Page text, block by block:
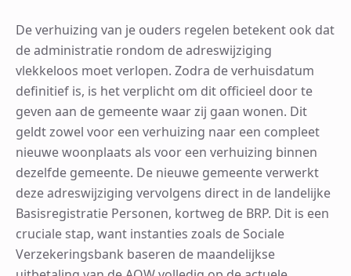
De verhuizing van je ouders regelen betekent ook dat
de administratie rondom de adreswijziging
vlekkeloos moet verlopen. Zodra de verhuisdatum
definitief is, is het verplicht om dit officieel door te
geven aan de gemeente waar zij gaan wonen. Dit
geldt zowel voor een verhuizing naar een compleet
nieuwe woonplaats als voor een verhuizing binnen
dezelfde gemeente. De nieuwe gemeente verwerkt
deze adreswijziging vervolgens direct in de landelijke
Basisregistratie Personen, kortweg de BRP. Dit is een
cruciale stap, want instanties zoals de Sociale
Verzekeringsbank baseren de maandelijkse